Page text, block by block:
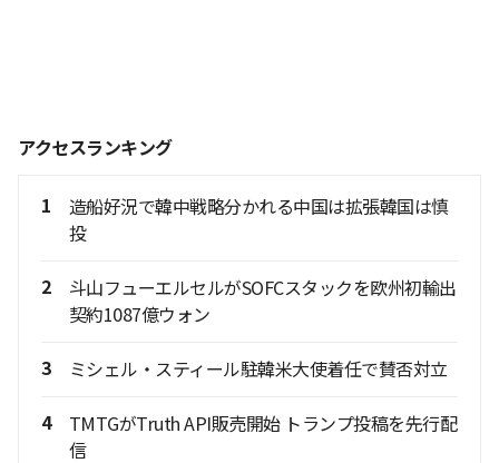
アクセスランキング
1
造船好況で韓中戦略分かれる中国は拡張韓国は慎
投
2
斗山フューエルセルがSOFCスタックを欧州初輸出
契約1087億ウォン
3 ミシェル・スティール駐韓米大使着任で賛否対立
4
TMTGがTruth API販売開始 トランプ投稿を先行配
信